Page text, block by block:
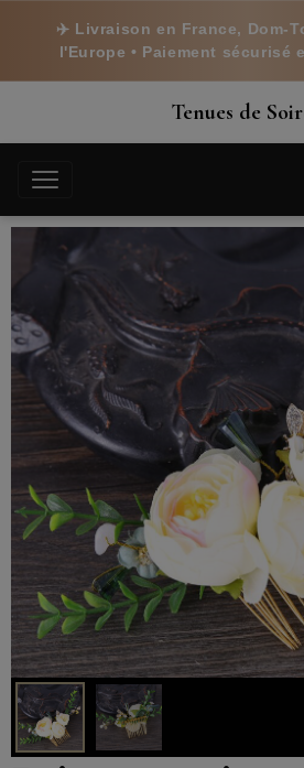
✈️ Livraison en France, Dom-
l'Europe • Paiement sécurisé
Tenues de